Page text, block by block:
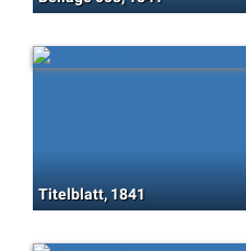
Titelblatt, 1841